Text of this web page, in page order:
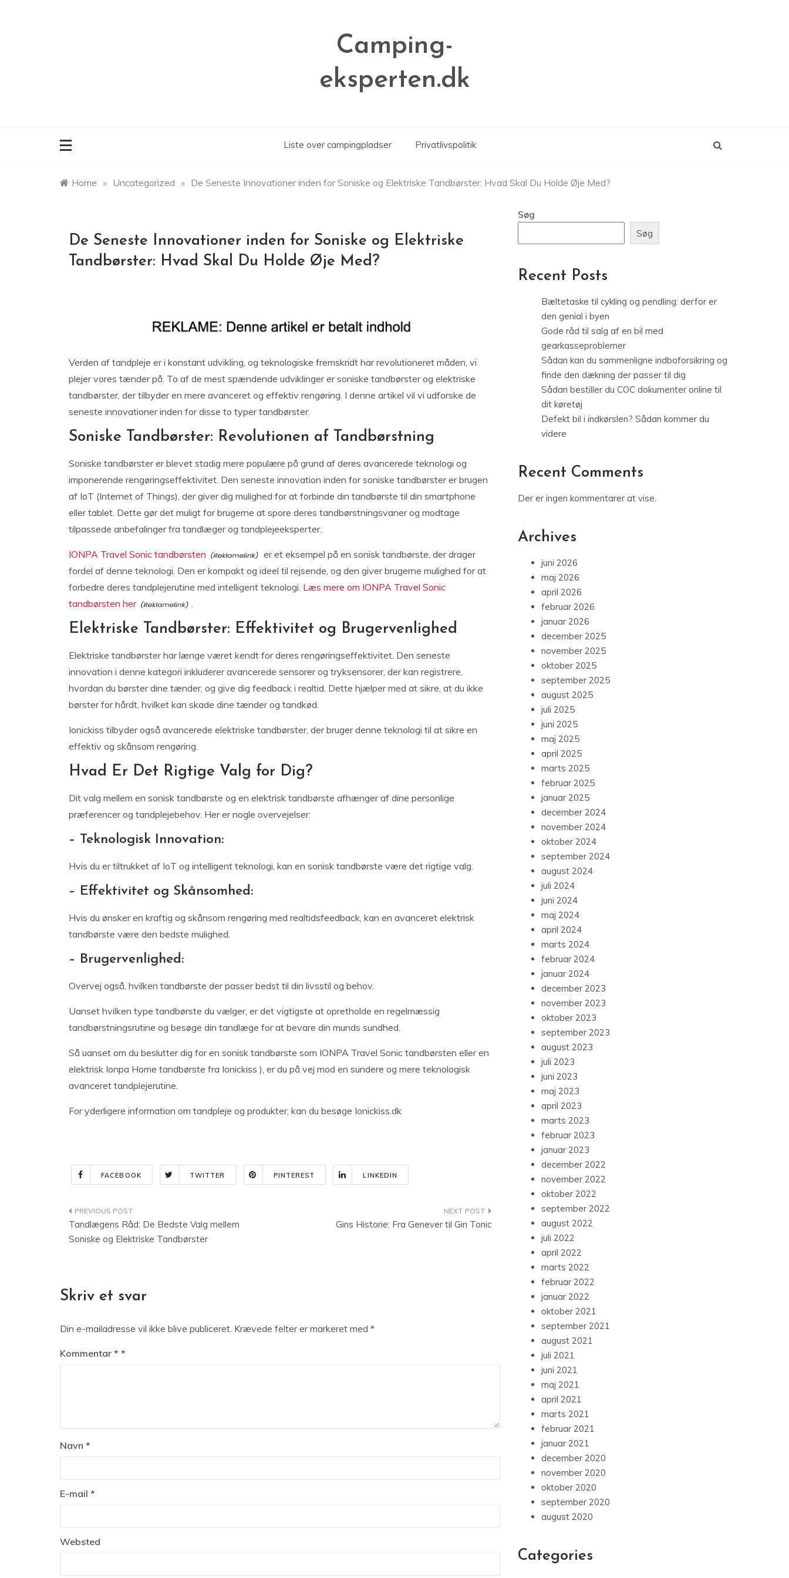
Camping-
eksperten.dk
Liste over campingpladser Privatlivspolitik
Home » Uncategorized » De Seneste Innovationer inden for Soniske og Elektriske Tandbørster: Hvad Skal Du Holde Øje Med?
De Seneste Innovationer inden for Soniske og Elektriske
Tandbørster: Hvad Skal Du Holde Øje Med?
Verden af tandpleje er i konstant udvikling, og teknologiske fremskridt har revolutioneret måden, vi
plejer vores tænder på. To af de mest spændende udviklinger er soniske tandbørster og elektriske
tandbørster, der tilbyder en mere avanceret og effektiv rengøring. I denne artikel vil vi udforske de
seneste innovationer inden for disse to typer tandbørster.
Soniske Tandbørster: Revolutionen af Tandbørstning
Soniske tandbørster er blevet stadig mere populære på grund af deres avancerede teknologi og
imponerende rengøringseffektivitet. Den seneste innovation inden for soniske tandbørster er brugen
af IoT (Internet of Things), der giver dig mulighed for at forbinde din tandbørste til din smartphone
eller tablet. Dette gør det muligt for brugerne at spore deres tandbørstningsvaner og modtage
tilpassede anbefalinger fra tandlæger og tandplejeeksperter.
IONPA Travel Sonic tandbørsten
er et eksempel på en sonisk tandbørste, der drager
fordel af denne teknologi. Den er kompakt og ideel til rejsende, og den giver brugerne mulighed for at
forbedre deres tandplejerutine med intelligent teknologi. Læs mere om IONPA Travel Sonic
tandbørsten her
.
Elektriske Tandbørster: Effektivitet og Brugervenlighed
Elektriske tandbørster har længe været kendt for deres rengøringseffektivitet. Den seneste
innovation i denne kategori inkluderer avancerede sensorer og tryksensorer, der kan registrere,
hvordan du børster dine tænder, og give dig feedback i realtid. Dette hjælper med at sikre, at du ikke
børster for hårdt, hvilket kan skade dine tænder og tandkød.
Ionickiss tilbyder også avancerede elektriske tandbørster, der bruger denne teknologi til at sikre en
effektiv og skånsom rengøring.
Hvad Er Det Rigtige Valg for Dig?
Dit valg mellem en sonisk tandbørste og en elektrisk tandbørste afhænger af dine personlige
præferencer og tandplejebehov. Her er nogle overvejelser:
– Teknologisk Innovation:
Hvis du er tiltrukket af IoT og intelligent teknologi, kan en sonisk tandbørste være det rigtige valg.
– Effektivitet og Skånsomhed:
Hvis du ønsker en kraftig og skånsom rengøring med realtidsfeedback, kan en avanceret elektrisk
tandbørste være den bedste mulighed.
– Brugervenlighed:
Overvej også, hvilken tandbørste der passer bedst til din livsstil og behov.
Uanset hvilken type tandbørste du vælger, er det vigtigste at opretholde en regelmæssig
tandbørstningsrutine og besøge din tandlæge for at bevare din munds sundhed.
Så uanset om du beslutter dig for en sonisk tandbørste som IONPA Travel Sonic tandbørsten eller en
elektrisk Ionpa Home tandbørste fra Ionickiss ), er du på vej mod en sundere og mere teknologisk
avanceret tandplejerutine.
For yderligere information om tandpleje og produkter, kan du besøge Ionickiss.dk
FACEBOOK TWITTER PINTEREST LINKEDIN
Indlægsnavigation
Tandlægens Råd: De Bedste Valg mellem
Soniske og Elektriske Tandbørster
Gins Historie: Fra Genever til Gin Tonic
Skriv et svar
Din e-mailadresse vil ikke blive publiceret. Krævede felter er markeret med *
Kommentar *
Navn *
E-mail *
Websted
Søg
Søg
Recent Posts
Bæltetaske til cykling og pendling: derfor er
den genial i byen
Gode råd til salg af en bil med
gearkasseproblemer
Sådan kan du sammenligne indboforsikring og
finde den dækning der passer til dig
Sådan bestiller du COC dokumenter online til
dit køretøj
Defekt bil i indkørslen? Sådan kommer du
videre
Recent Comments
Der er ingen kommentarer at vise.
Archives
juni 2026
maj 2026
april 2026
februar 2026
januar 2026
december 2025
november 2025
oktober 2025
september 2025
august 2025
juli 2025
juni 2025
maj 2025
april 2025
marts 2025
februar 2025
januar 2025
december 2024
november 2024
oktober 2024
september 2024
august 2024
juli 2024
juni 2024
maj 2024
april 2024
marts 2024
februar 2024
januar 2024
december 2023
november 2023
oktober 2023
september 2023
august 2023
juli 2023
juni 2023
maj 2023
april 2023
marts 2023
februar 2023
januar 2023
december 2022
november 2022
oktober 2022
september 2022
august 2022
juli 2022
april 2022
marts 2022
februar 2022
januar 2022
oktober 2021
september 2021
august 2021
juli 2021
juni 2021
maj 2021
april 2021
marts 2021
februar 2021
januar 2021
december 2020
november 2020
oktober 2020
september 2020
august 2020
Categories